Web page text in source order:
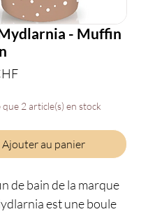
- Muffin
Prix
que 2 article(s) en stock
Ajouter au panier
de bain de la marque
est une boule